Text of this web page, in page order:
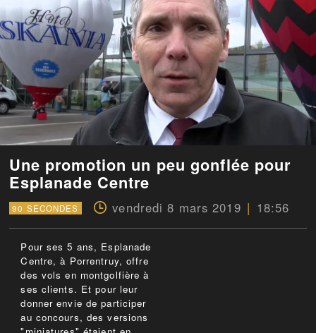
Une promotion un peu gonflée pour
Esplanade Centre
90 SECONDES vendredi 8 mars 2019 18:56
Pour ses 5 ans, Esplanade
Centre, à Porrentruy, offre
des vols en montgolfière à
ses clients. Et pour leur
donner envie de participer
au concours, des versions